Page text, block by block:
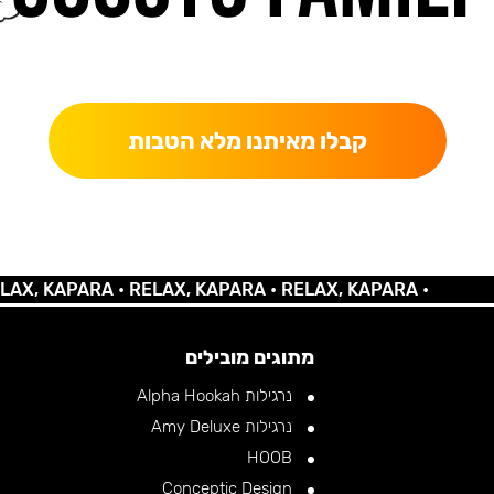
קבלו מאיתנו מלא הטבות
•RELAX, KAPARA •RELAX, KAPARA •
מתוגים מובילים
נרגילות Alpha Hookah
נרגילות Amy Deluxe